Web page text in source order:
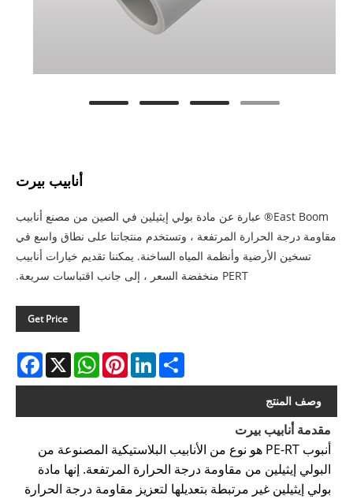
أنابيب بيرت
East Boom® عبارة عن مادة بولي إيثيلين في الصين من مصنع أنابيب
مقاومة درجة الحرارة المرتفعة ، وتستخدم منتجاتنا على نطاق واسع في
تسخين الأرضية وأنظمة المياه الساخنة. يمكننا تقديم خيارات أنابيب
PERT منخفضة السعر ، إلى جانب اقتباسات سريعة.
Get Price
X
WhatsAppPinterestLinkedInShare
وصف المنتج
مقدمة أنابيب بيرت
أنبوب PE-RT هو نوع من الأنابيب البلاستيكية المصنوعة من
البولي إيثيلين من مقاومة درجة الحرارة المرتفعة. إنها مادة
بولي إيثيلين غير مرتبطة بتعديلها لتعزيز مقاومة درجة الحرارة